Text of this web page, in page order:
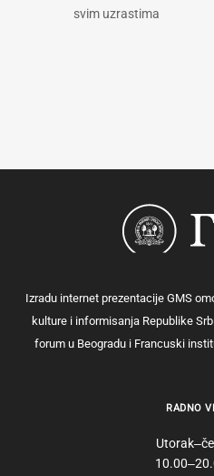
svim uzrastima
Izradu internet prezentacije GMS
kulture i informisanja Republike
forum u Beogradu i Francuski
RADNO